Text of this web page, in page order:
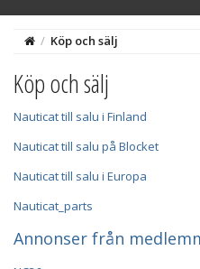
/ Köp och sälj
Köp och sälj
Nauticat till salu i Finland
Nauticat till salu på Blocket
Nauticat till salu i Europa
Nauticat_parts
Annonser från